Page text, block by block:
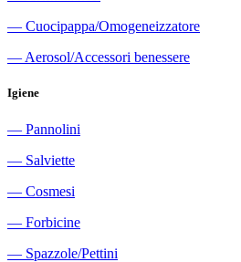
― Cuocipappa/Omogeneizzatore
― Aerosol/Accessori benessere
Igiene
― Pannolini
― Salviette
― Cosmesi
― Forbicine
― Spazzole/Pettini